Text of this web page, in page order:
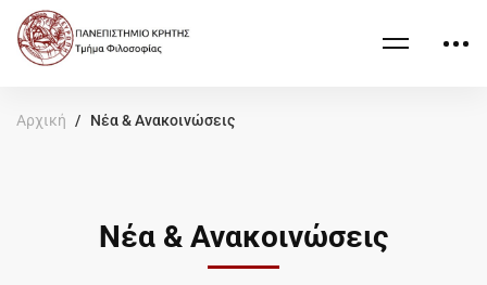
Αρχική Νέα & Ανακοινώσεις
Νέα & Ανακοινώσεις